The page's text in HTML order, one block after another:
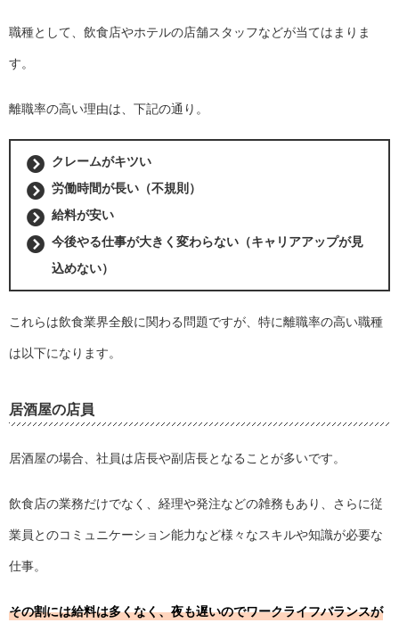
職種として、飲食店やホテルの店舗スタッフなどが当てはまりま
す。
離職率の高い理由は、下記の通り。
クレームがキツい
労働時間が長い（不規則）
給料が安い
今後やる仕事が大きく変わらない（キャリアアップが見
込めない）
これらは飲食業界全般に関わる問題ですが、特に離職率の高い職種
は以下になります。
居酒屋の店員
居酒屋の場合、社員は店長や副店長となることが多いです。
飲食店の業務だけでなく、経理や発注などの雑務もあり、さらに従
業員とのコミュニケーション能力など様々なスキルや知識が必要な
仕事。
その割には給料は多くなく、夜も遅いのでワークライフバランスが